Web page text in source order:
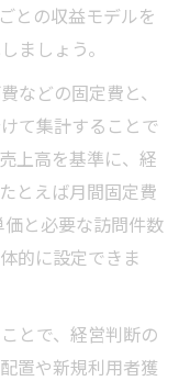
との収益モデルを
ましょう。
などの固定費と、
て集計することで
上高を基準に、経
とえば月間固定費
と必要な訪問件数
的に設定できま
とで、経営判断の
置や新規利用者獲